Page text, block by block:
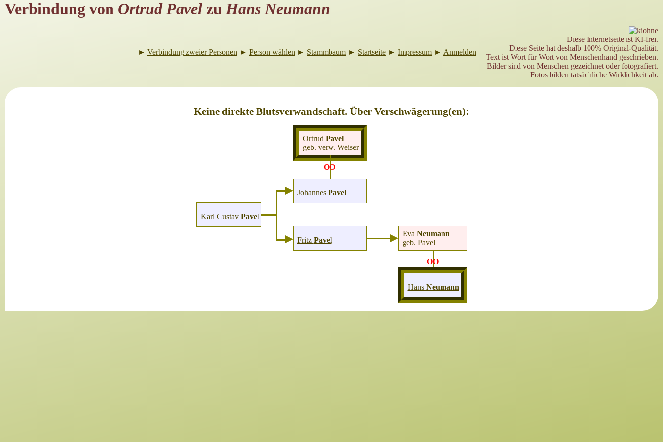
Verbindung von Ortrud Pavel zu Hans Neumann
► Verbindung zweier Personen ► Person wählen ► Stammbaum ► Startseite ► Impressum ► Anmelden
Diese Internetseite ist KI-frei.
Diese Seite hat deshalb 100% Original-Qualität.
Text ist Wort für Wort von Menschenhand geschrieben.
Bilder sind von Menschen gezeichnet oder fotografiert.
Fotos bilden tatsächliche Wirklichkeit ab.
Keine direkte Blutsverwandschaft. Über Verschwägerung(en):
Karl Gustav Pavel
Ortrud Pavel
geb. verw. Weiser
OO
Johannes Pavel
Fritz Pavel
Eva Neumann
geb. Pavel
OO
Hans Neumann